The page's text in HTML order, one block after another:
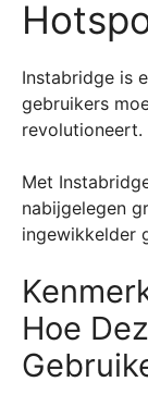
Instabridge is
gebruikers
revolutioneert.
Met
nabijgelegen
ingewikkelder
Hoe